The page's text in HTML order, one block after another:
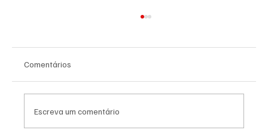
Comentários
Escreva um comentário